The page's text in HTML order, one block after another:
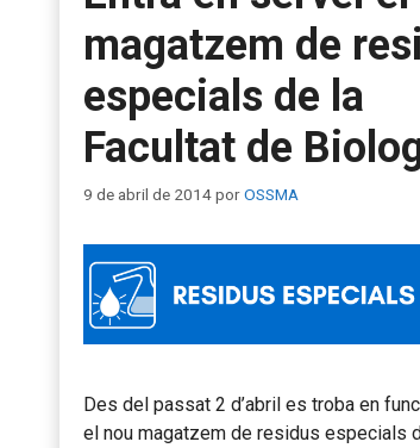
magatzem de
especials de la
Facultat de
9 de abril de 2014porOSSMA
Des del passat 2 d’abril es troba en
el nou magatzem de residus especials